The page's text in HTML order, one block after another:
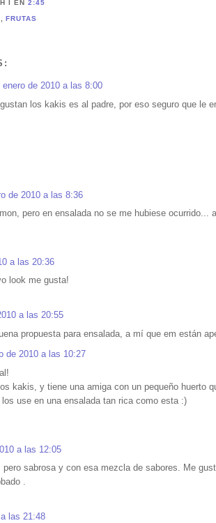
H IEN2:45
,FRUTAS
enero de 2010 a las 8:00
los kakis es al padre, por eso seguro que le
de 2010 a las 8:36
pero en ensalada no se me hubiese ocurrido...
a las 20:36
look me gusta!
a las 20:55
propuesta para ensalada, a mí que em están
de 2010 a las 10:27
kakis, y tiene una amiga con un pequeño huerto
use en una ensalada tan rica como esta :)
a las 12:05
sabrosa y con esa mezcla de sabores. Me
.
las 21:48